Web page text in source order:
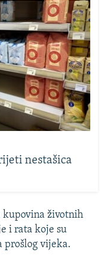
nestašica
kupovina životnih
i rata koje su
prošlog vijeka.